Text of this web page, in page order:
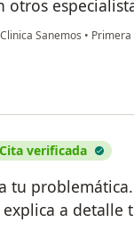
otros
Clinica Sanemos •
Cita verificada
tu
a detalle